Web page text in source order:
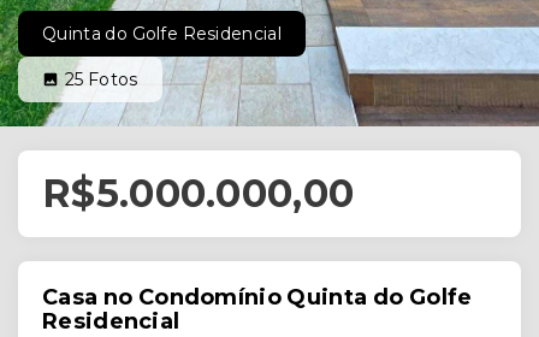
Quinta do Golfe Residencial
25 Fotos
R$5.000.000,00
Casa no Condomínio Quinta do Golfe
Residencial